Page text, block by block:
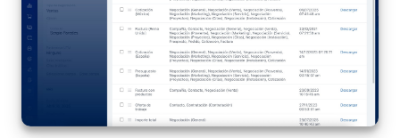
Tienda Online
CRM + Online store
Tienda CRM